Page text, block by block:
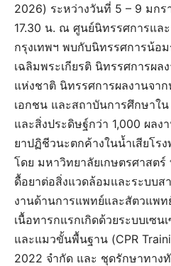
2026) ระหว่างวันที่ 5 – 9 มกร
17.30 น. ณ ศูนย์นิทรรศการแล
กรุงเทพฯ พบกับนิทรรศการน้อ
เฉลิมพระเกียรติ นิทรรศการผล
แห่งชาติ นิทรรศการผลงานจา
เอกชน และสถาบันการศึกษาใน
และสิ่งประดิษฐ์กว่า 1,000 ผล
ยาปฏิชีวนะตกค้างในน้ำเสียโร
โดย มหาวิทยาลัยเกษตรศาสตร์
ดื้อยาต่อสิ่งแวดล้อมและระบบ
งานด้านการแพทย์และสัตวแพท
เนื้อทารกแรกเกิดด้วยระบบเซ
และแมวขั้นพื้นฐาน (CPR
2022 จำกัด และ ชุดรักษาทาง